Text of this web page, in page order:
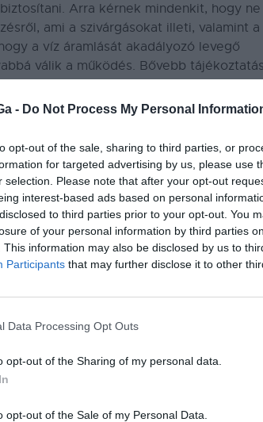
- Do Not Process My Personal
opt-out of the sale, sharing to third parties, or
for targeted advertising by us, please use
selection. Please note that after your opt-out
interest-based ads based on personal
to third parties prior to your opt-out. You
of your personal information by third parties
This information may also be disclosed by us to
Participants that may further disclose it to other
Data Processing Opt Outs
opt-out of the Sharing of my personal data.
opt-out of the Sale of my Personal Data.
Arra kérnek mindenkit, hogy ne
ami a szivárgásokat illeti, valamint a
a víz áramlását akadályozó levegő
válik a működés. Bővebb
a 0751 327 827-es telefonszámon
KÖVETKEZŐ
TEDx Sepsiszentgyörgy –